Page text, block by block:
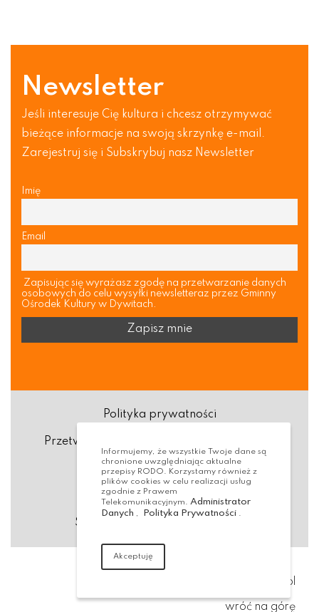
Newsletter
Jeśli interesuje Cię kultura i chcesz otrzymywać
bieżące informacje na swoją skrzynkę e-mail.
Zarejestruj się i Subskrybuj nasz Newsletter
Imię
Email
Zapisując się wyrażasz zgodę na przetwarzanie danych
osobowych do celu wysyłki newsletteraz przez Gminny
Ośrodek Kultury w Dywitach.
Polityka prywatności
Przetwarzanie danych osobowych (RODO)
Deklaracja dostępności
Dostępność Architektoniczna
Standardy ochrony małoletnich
virtualmedia.pl
wróć na górę
Informujemy, że wszystkie Twoje dane są
chronione uwzględniając aktualne
przepisy RODO. Korzystamy również z
plików cookies w celu realizacji usług
zgodnie z Prawem
Telekomunikacyjnym. Administrator
Danych , Polityka Prywatności .
Akceptuję